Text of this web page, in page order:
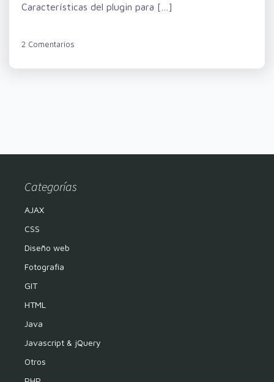
Características del plugin para […]
2 Comentarios
Categorías
AJAX
CSS
Diseño web
Fotografía
GIT
HTML
Java
Javascript & jQuery
Otros